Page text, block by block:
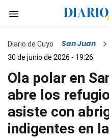
Diario de Cuyo San Juan
30 de junio de 2026 - 19:26
Ola polar en
abre los
asiste con
indigentes en